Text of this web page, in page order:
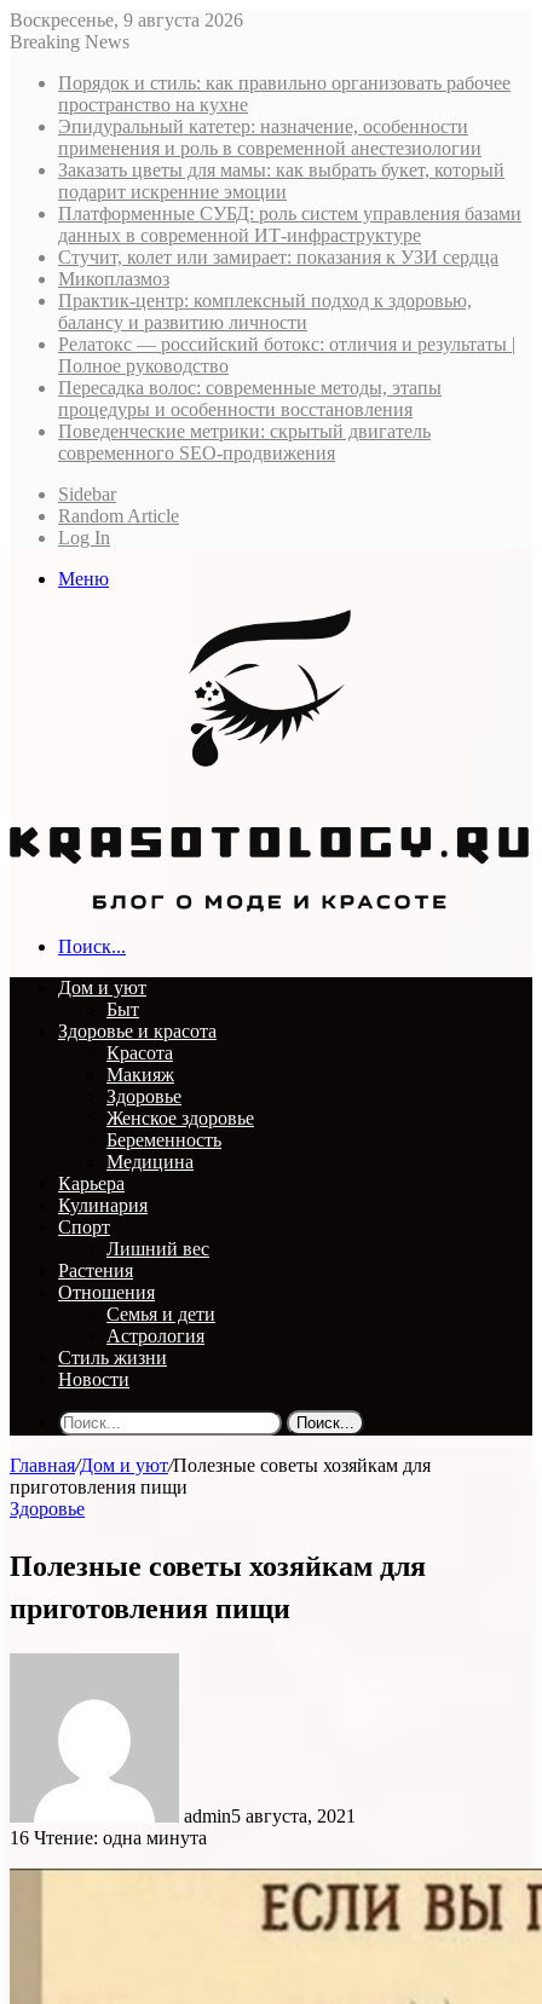
Воскресенье, 9 августа 2026
Breaking News
Порядок и стиль: как правильно организовать рабочее
пространство на кухне
Эпидуральный катетер: назначение, особенности
применения и роль в современной анестезиологии
Заказать цветы для мамы: как выбрать букет, который
подарит искренние эмоции
Платформенные СУБД: роль систем управления базами
данных в современной ИТ-инфраструктуре
Стучит, колет или замирает: показания к УЗИ сердца
Микоплазмоз
Практик-центр: комплексный подход к здоровью,
балансу и развитию личности
Релатокс — российский ботокс: отличия и результаты |
Полное руководство
Пересадка волос: современные методы, этапы
процедуры и особенности восстановления
Поведенческие метрики: скрытый двигатель
современного SEO-продвижения
Sidebar
Random Article
Log In
Меню
Поиск...
Дом и уют
Быт
Здоровье и красота
Красота
Макияж
Здоровье
Женское здоровье
Беременность
Медицина
Карьера
Кулинария
Спорт
Лишний вес
Растения
Отношения
Семья и дети
Астрология
Стиль жизни
Новости
Поиск...
Главная/Дом и уют/Полезные советы хозяйкам для
приготовления пищи
Здоровье
Полезные советы хозяйкам для
приготовления пищи
admin5 августа, 2021
16 Чтение: одна минута